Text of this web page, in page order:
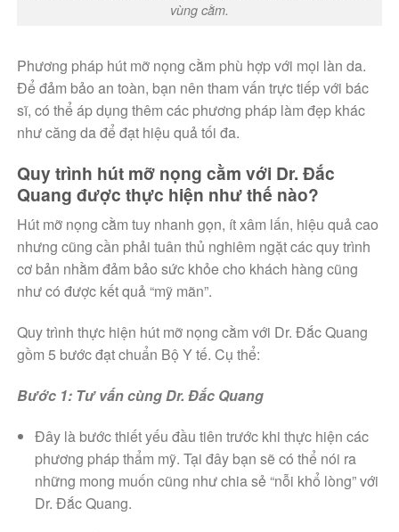
vùng cằm.
Phương pháp hút mỡ nọng cằm phù hợp với mọi làn da.
Để đảm bảo an toàn, bạn nên tham vấn trực tiếp với bác
sĩ, có thể áp dụng thêm các phương pháp làm đẹp khác
như căng da để đạt hiệu quả tối đa.
Quy trình hút mỡ nọng cằm với Dr. Đắc
Quang được thực hiện như thế nào?
Hút mỡ nọng cằm tuy nhanh gọn, ít xâm lấn, hiệu quả cao
nhưng cũng cần phải tuân thủ nghiêm ngặt các quy trình
cơ bản nhằm đảm bảo sức khỏe cho khách hàng cũng
như có được kết quả “mỹ mãn”.
Quy trình thực hiện hút mỡ nọng cằm với Dr. Đắc Quang
gồm 5 bước đạt chuẩn Bộ Y tế. Cụ thể:
Bước 1: Tư vấn cùng Dr. Đắc Quang
Đây là bước thiết yếu đầu tiên trước khi thực hiện các
phương pháp thẩm mỹ. Tại đây bạn sẽ có thể nói ra
những mong muốn cũng như chia sẻ “nỗi khổ lòng” với
Dr. Đắc Quang.